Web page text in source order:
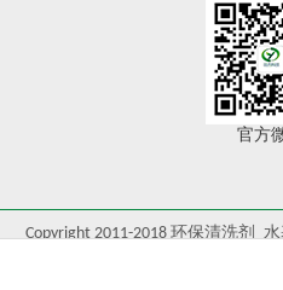
官方
Copyright 2011-2018 环保清洗剂_